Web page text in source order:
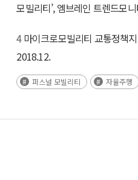
모빌리티’, 엠브레인 트렌드모
4마이크로모빌리티 교통정책
2018.12.
퍼스널 모빌리티 자율주행